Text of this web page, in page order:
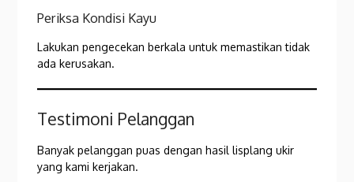
Periksa Kondisi Kayu
Lakukan pengecekan berkala untuk memastikan tidak
ada kerusakan.
Testimoni Pelanggan
Banyak pelanggan puas dengan hasil lisplang ukir
yang kami kerjakan.